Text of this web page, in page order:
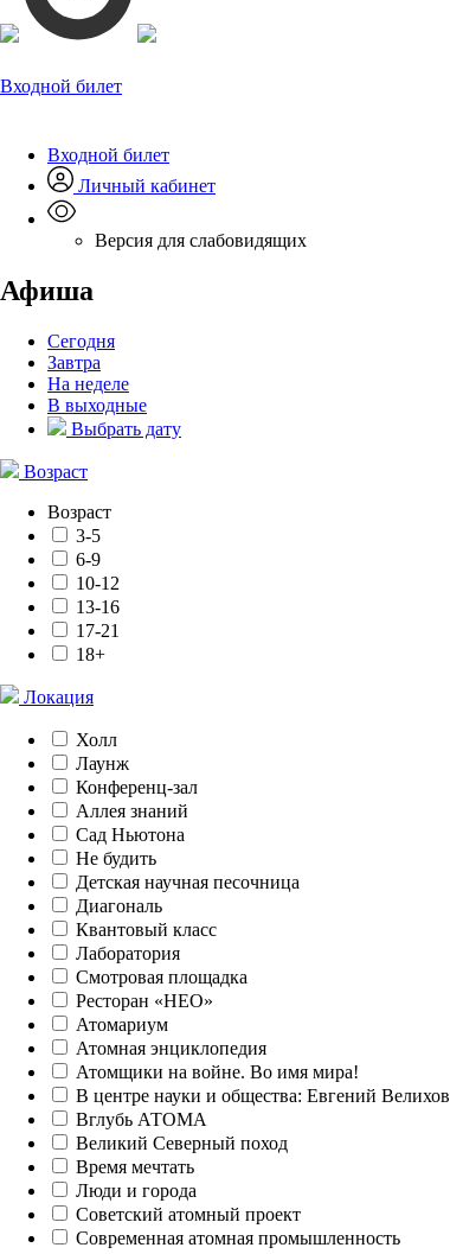
Входной билет
Входной билет
Личный кабинет
Версия для слабовидящих
Афиша
Сегодня
Завтра
На неделе
В выходные
Выбрать дату
Возраст
Возраст
3-5
6-9
10-12
13-16
17-21
18+
Локация
Холл
Лаунж
Конференц-зал
Аллея знаний
Сад Ньютона
Не будить
Детская научная песочница
Диагональ
Квантовый класс
Лаборатория
Смотровая площадка
Ресторан «НЕО»
Атомариум
Атомная энциклопедия
Атомщики на войне. Во имя мира!
В центре науки и общества: Евгений Велихов
Вглубь АТОМА
Великий Северный поход
Время мечтать
Люди и города
Советский атомный проект
Современная атомная промышленность